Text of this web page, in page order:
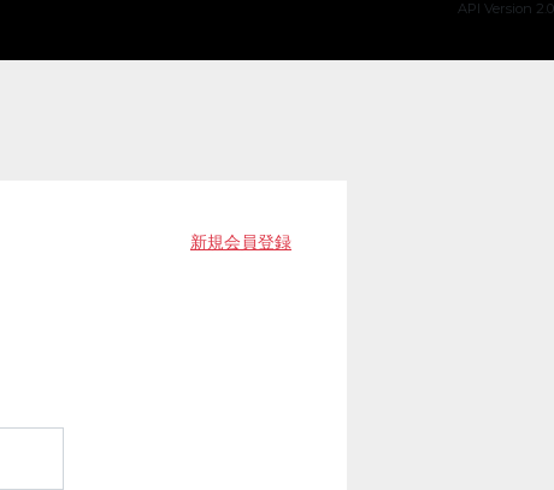
API Version 2.0
新規会員登録